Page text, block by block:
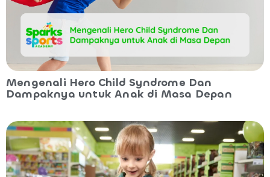
Mengenali Hero Child Syndrome Dan
Dampaknya untuk Anak di Masa Depan